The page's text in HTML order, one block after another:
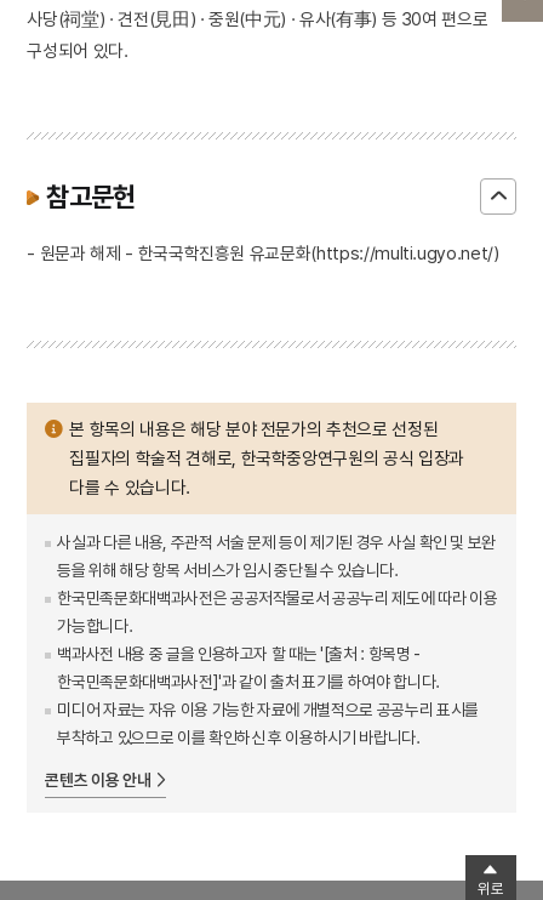
사당(祠堂) · 견전(見田) · 중원(中元) · 유사(有事) 등 30여 편으로
구성되어 있다.
참고문헌
- 원문과 해제 - 한국국학진흥원 유교문화(https://multi.ugyo.net/)
본 항목의 내용은 해당 분야 전문가의 추천으로 선정된
집필자의 학술적 견해로, 한국학중앙연구원의 공식 입장과
다를 수 있습니다.
사실과 다른 내용, 주관적 서술 문제 등이 제기된 경우 사실 확인 및 보완
등을 위해 해당 항목 서비스가 임시 중단될 수 있습니다.
한국민족문화대백과사전은 공공저작물로서 공공누리 제도에 따라 이용
가능합니다.
백과사전 내용 중 글을 인용하고자 할 때는 '[출처 : 항목명 -
한국민족문화대백과사전]'과 같이 출처 표기를 하여야 합니다.
미디어 자료는 자유 이용 가능한 자료에 개별적으로 공공누리 표시를
부착하고 있으므로 이를 확인하신 후 이용하시기 바랍니다.
콘텐츠 이용 안내
위로